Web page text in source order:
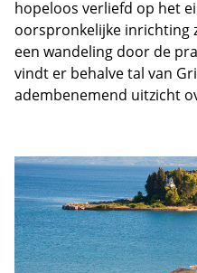
hopeloos verliefd op het
oorspronkelijke inrichting
een wandeling door de
vindt er behalve tal van
adembenemend uitzicht